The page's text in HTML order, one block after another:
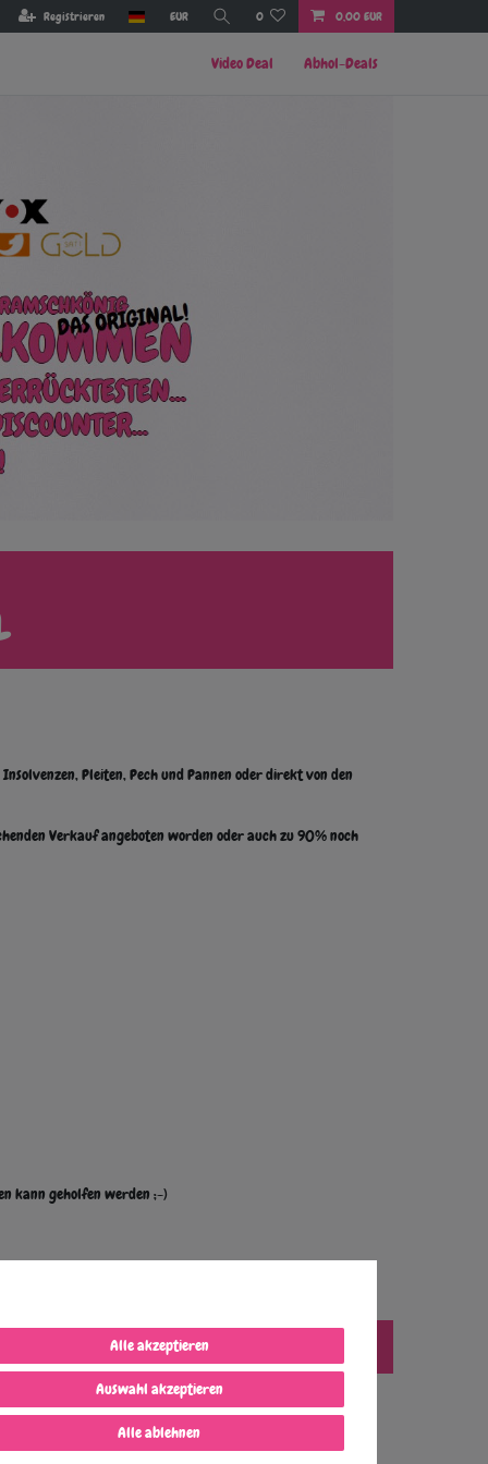
Registrieren EUR 0 0,00 EUR
Video Deal Abhol-Deals
Pleiten, Pech und Pannen oder direkt von den
Verkauf angeboten worden oder auch zu 90% noch
kann geholfen werden ;-)
Alle akzeptieren
Auswahl akzeptieren
Alle ablehnen